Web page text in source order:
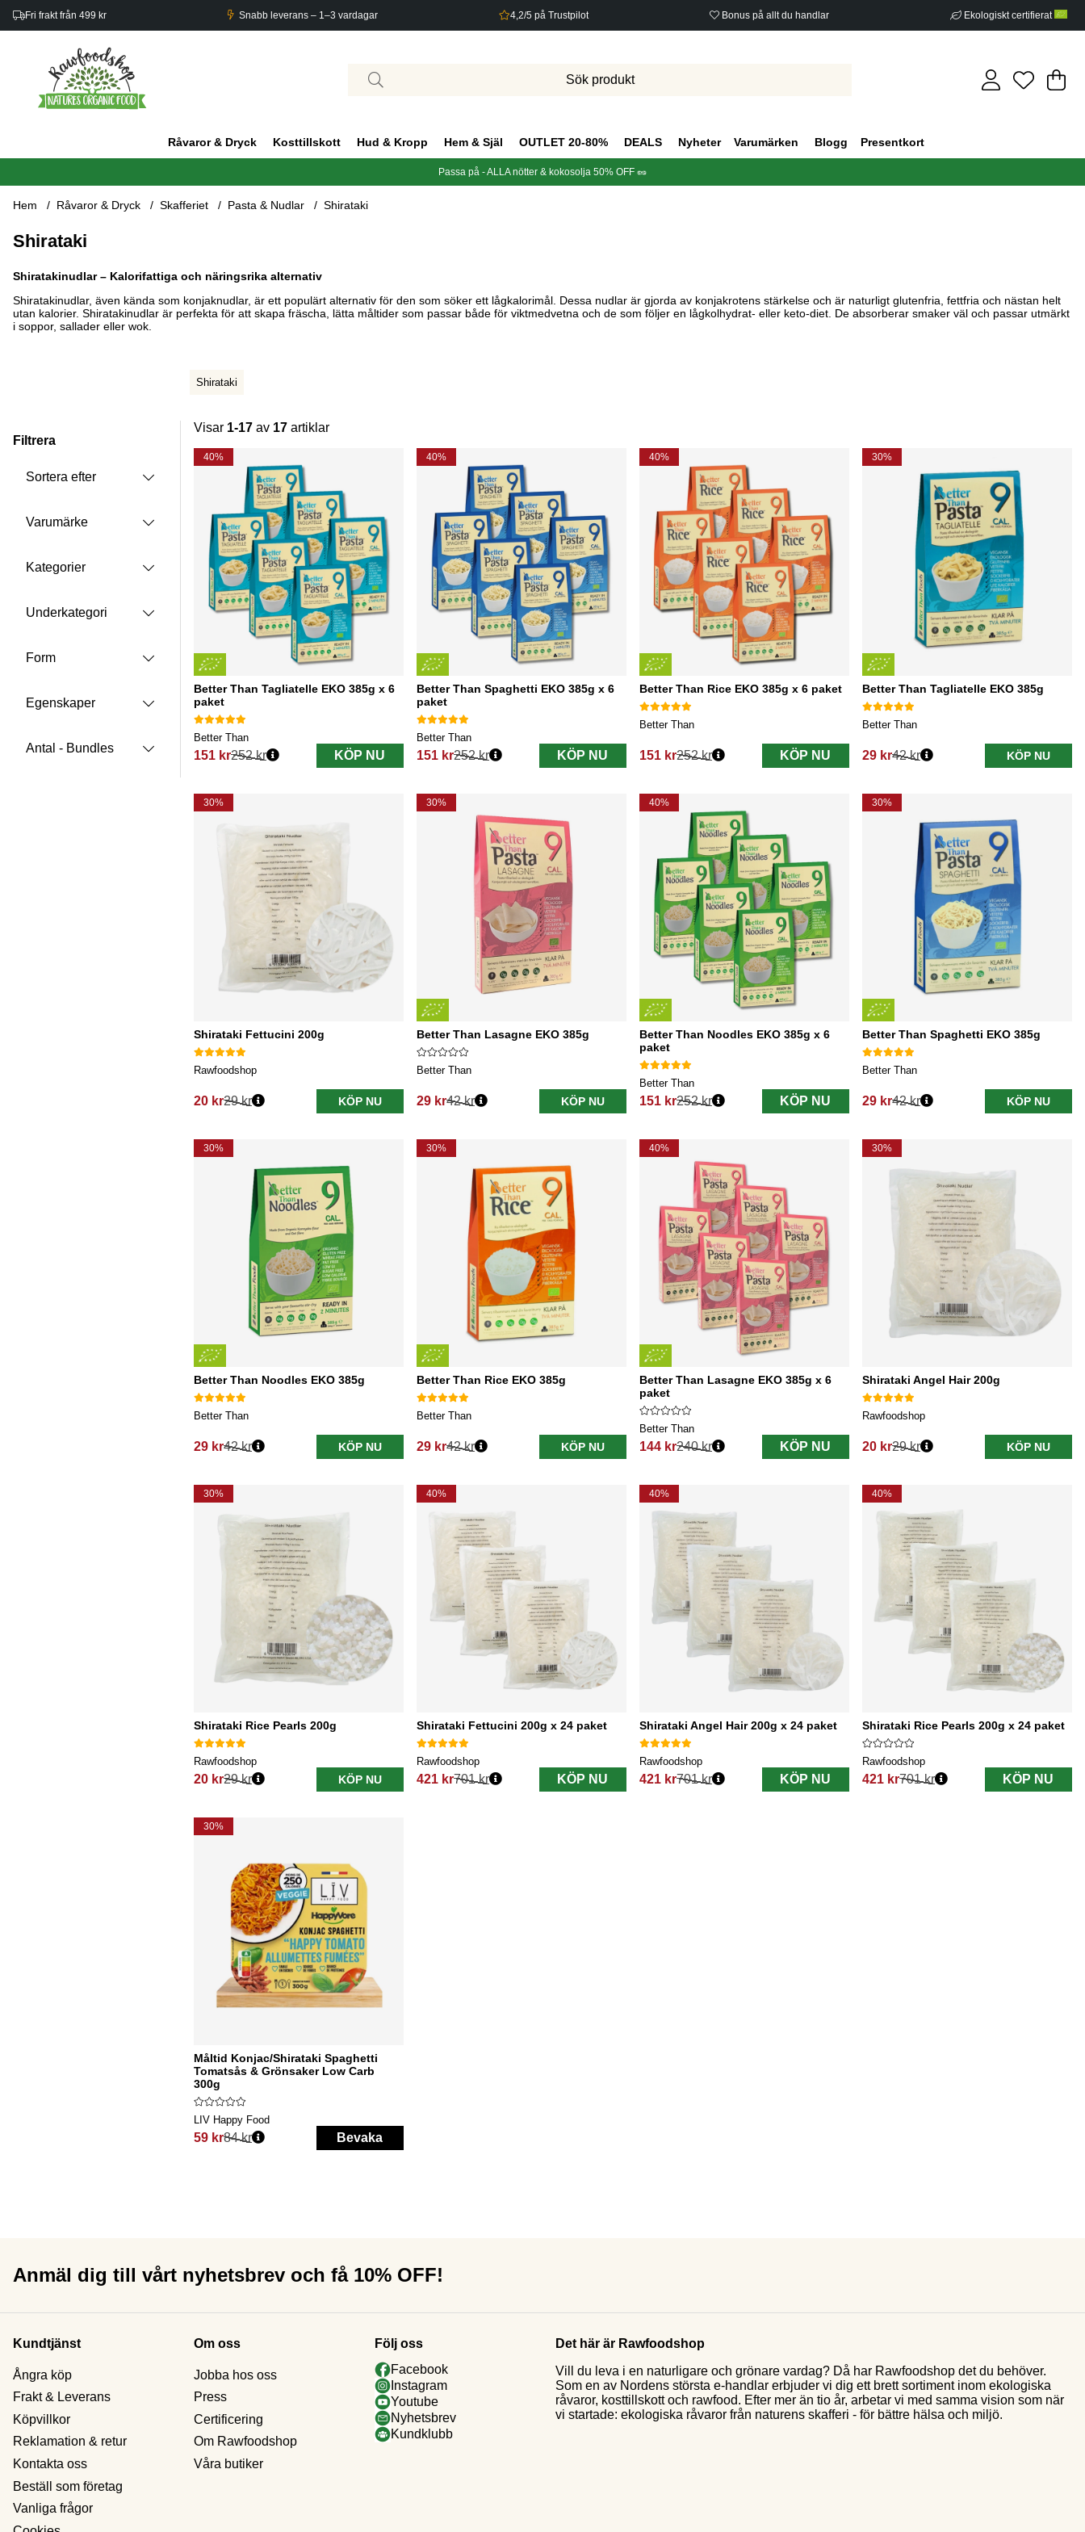
Fri frakt från 499 kr Snabb leverans – 1–3 vardagar 4,2/5 på Trustpilot Bonus på allt du handlar Ekologiskt certifierat
.
Råvaror & Dryck Kosttillskott Hud & Kropp Hem & Själ OUTLET 20-80% DEALS Nyheter Varumärken Blogg Presentkort
Passa på - ALLA nötter & kokosolja 50% OFF 🥜
Hem Råvaror & Dryck Skafferiet Pasta & Nudlar Shirataki
Shirataki
Shiratakinudlar – Kalorifattiga och näringsrika alternativ
Shiratakinudlar, även kända som konjaknudlar, är ett populärt alternativ för den som söker ett lågkalorimål. Dessa nudlar är gjorda av konjakrotens stärkelse och är naturligt glutenfria, fettfria och nästan helt
utan kalorier. Shiratakinudlar är perfekta för att skapa fräscha, lätta måltider som passar både för viktmedvetna och de som följer en lågkolhydrat- eller keto-diet. De absorberar smaker väl och passar utmärkt
i soppor, sallader eller wok.
Shirataki
Filtrera
Sortera efter
Varumärke
Kategorier
Underkategori
Form
Egenskaper
Antal - Bundles
Visar 1-17 av 17 artiklar
Produkter
40%
Better Than Tagliatelle EKO 385g x 6
paket
Better Than
151 kr
Ordinarie pris:
252 kr KÖP NU
40%
Better Than Spaghetti EKO 385g x 6
paket
Better Than
151 kr
Ordinarie pris:
252 kr KÖP NU
40%
Better Than Rice EKO 385g x 6 paket
Better Than
151 kr
Ordinarie pris:
252 kr KÖP NU
30%
Better Than Tagliatelle EKO 385g
Better Than
29 kr
Ordinarie pris:
42 kr KÖP NU
30%
Shirataki Fettucini 200g
Rawfoodshop
20 kr
Ordinarie pris:
29 kr KÖP NU
30%
Better Than Lasagne EKO 385g
Better Than
29 kr
Ordinarie pris:
42 kr KÖP NU
40%
Better Than Noodles EKO 385g x 6
paket
Better Than
151 kr
Ordinarie pris:
252 kr KÖP NU
30%
Better Than Spaghetti EKO 385g
Better Than
29 kr
Ordinarie pris:
42 kr KÖP NU
30%
Better Than Noodles EKO 385g
Better Than
29 kr
Ordinarie pris:
42 kr KÖP NU
30%
Better Than Rice EKO 385g
Better Than
29 kr
Ordinarie pris:
42 kr KÖP NU
40%
Better Than Lasagne EKO 385g x 6
paket
Better Than
144 kr
Ordinarie pris:
240 kr KÖP NU
30%
Shirataki Angel Hair 200g
Rawfoodshop
20 kr
Ordinarie pris:
29 kr KÖP NU
30%
Shirataki Rice Pearls 200g
Rawfoodshop
20 kr
Ordinarie pris:
29 kr KÖP NU
40%
Shirataki Fettucini 200g x 24 paket
Rawfoodshop
421 kr
Ordinarie pris:
701 kr KÖP NU
40%
Shirataki Angel Hair 200g x 24 paket
Rawfoodshop
421 kr
Ordinarie pris:
701 kr KÖP NU
40%
Shirataki Rice Pearls 200g x 24 paket
Rawfoodshop
421 kr
Ordinarie pris:
701 kr KÖP NU
30%
Måltid Konjac/Shirataki Spaghetti
Tomatsås & Grönsaker Low Carb
300g
LIV Happy Food
59 kr
Ordinarie pris:
84 kr Bevaka
Anmäl dig till vårt nyhetsbrev och få 10% OFF!
Kundtjänst
Ångra köp
Frakt & Leverans
Köpvillkor
Reklamation & retur
Kontakta oss
Beställ som företag
Vanliga frågor
Om oss
Jobba hos oss
Press
Certificering
Om Rawfoodshop
Våra butiker
Följ oss
Facebook
Instagram
Youtube
Nyhetsbrev
Kundklubb
Det här är Rawfoodshop
Vill du leva i en naturligare och grönare vardag? Då har Rawfoodshop det du behöver.
Som en av Nordens största e-handlar erbjuder vi dig ett brett sortiment inom ekologiska
råvaror, kosttillskott och rawfood. Efter mer än tio år, arbetar vi med samma vision som när
vi startade: ekologiska råvaror från naturens skafferi - för bättre hälsa och miljö.